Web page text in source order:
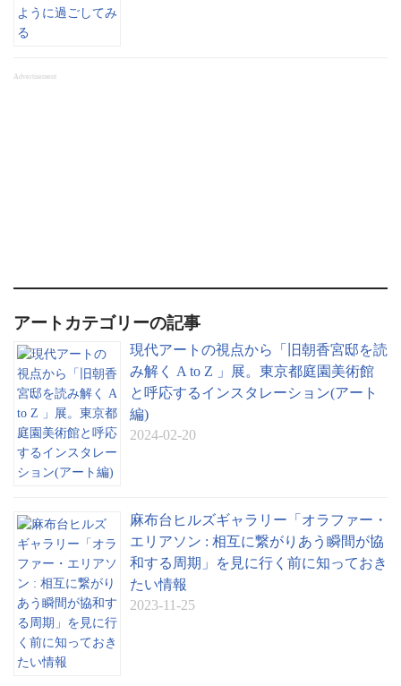
Advertisement
アートカテゴリーの記事
現代アートの視点から「旧朝香宮邸を読
み解く A to Z 」展。東京都庭園美術館
と呼応するインスタレーション(アート
編)
2024-02-20
麻布台ヒルズギャラリー「オラファー・
エリアソン : 相互に繋がりあう瞬間が協
和する周期」を見に行く前に知っておき
たい情報
2023-11-25